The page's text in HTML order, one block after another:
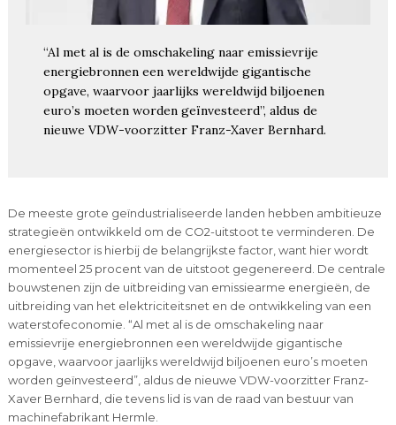
“Al met al is de omschakeling naar emissievrije
energiebronnen een wereldwijde gigantische
opgave, waarvoor jaarlijks wereldwijd biljoenen
euro’s moeten worden geïnvesteerd”, aldus de
nieuwe VDW-voorzitter Franz-Xaver Bernhard.
De meeste grote geïndustrialiseerde landen hebben ambitieuze
strategieën ontwikkeld om de CO2-uitstoot te verminderen. De
energiesector is hierbij de belangrijkste factor, want hier wordt
momenteel 25 procent van de uitstoot gegenereerd. De centrale
bouwstenen zijn de uitbreiding van emissiearme energieën, de
uitbreiding van het elektriciteitsnet en de ontwikkeling van een
waterstofeconomie. “Al met al is de omschakeling naar
emissievrije energiebronnen een wereldwijde gigantische
opgave, waarvoor jaarlijks wereldwijd biljoenen euro’s moeten
worden geïnvesteerd”, aldus de nieuwe VDW-voorzitter Franz-
Xaver Bernhard, die tevens lid is van de raad van bestuur van
machinefabrikant Hermle.